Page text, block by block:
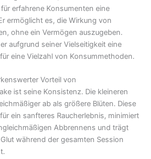
erfahrene Konsumenten eine
ermöglicht es, die Wirkung von
ohne ein Vermögen auszugeben.
aufgrund seiner Vielseitigkeit eine
eine Vielzahl von Konsummethoden.
Vorteil von
ist seine Konsistenz. Die kleineren
ab als größere Blüten. Diese
ein sanfteres Raucherlebnis, minimiert
Abbrennens und trägt
während der gesamten Session